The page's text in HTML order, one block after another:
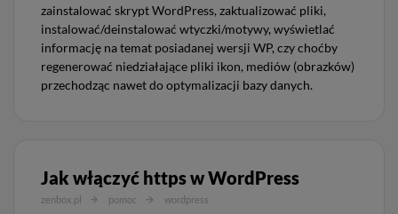
zainstalować skrypt WordPress, zaktualizować pliki,
instalować/deinstalować wtyczki/motywy, wyświetlać
informację na temat posiadanej wersji WP, czy choćby
regenerować niedziałające pliki ikon, mediów (obrazków)
przechodząc nawet do optymalizacji bazy danych.
Jak włączyć https w WordPress
zenbox.pl pomoc wordpress